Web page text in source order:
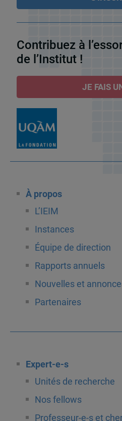
Contribuez à
de l’Institut !
JE FAIS
À propos
L’IEIM
Instances
Équipe de direction
Rapports annuels
Nouvelles et
Partenaires
Expert-e-s
Unités de recherche
Nos fellows
Professeur-e-s et